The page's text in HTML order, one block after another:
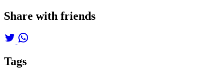
Share with friends
Tags